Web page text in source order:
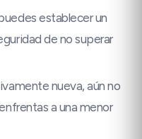
establecer un
de no superar
nueva, aún no
a una menor